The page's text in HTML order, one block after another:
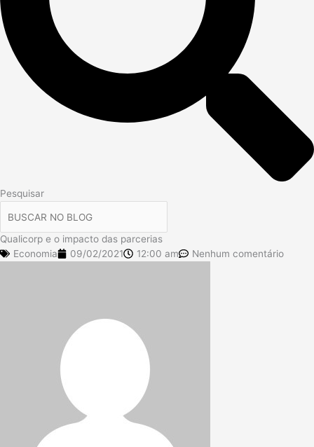
Pesquisar
Qualicorp e o impacto das parcerias
Economia
09/02/2021 12:00 am Nenhum comentário